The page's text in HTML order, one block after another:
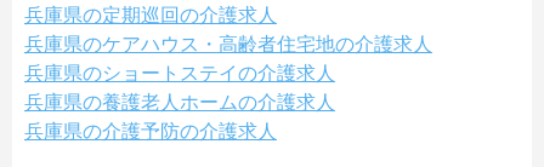
兵庫県の定期巡回の介護求人
兵庫県のケアハウス・高齢者住宅地の介護求人
兵庫県のショートステイの介護求人
兵庫県の養護老人ホームの介護求人
兵庫県の介護予防の介護求人